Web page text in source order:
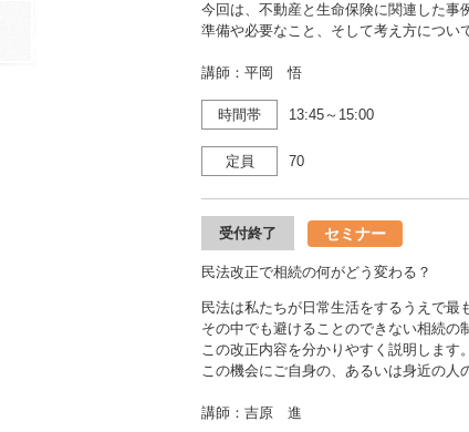
今回は、不動産と生命保険に関連した事
準備や必要なこと、そして考え方につい
講師：平岡 悟
時間帯 13:45～15:00
定員 70
受付終了 セミナー
民法改正で相続の何がどう変わる？
民法は私たちが日常生活をするうえで最
その中でも避けることのできない相続の
この改正内容を分かりやすく説明します。
この機会にご自身の、あるいは身近の人
講師：吉原 進